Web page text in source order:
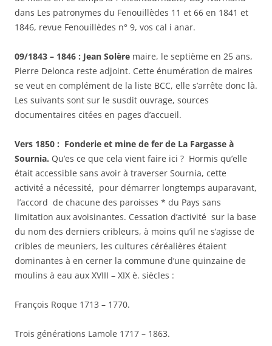
dans Les patronymes du Fenouillèdes 11 et 66 en 1841 et
1846, revue Fenouillèdes n° 9, vos cal i anar.
09/1843 – 1846 : Jean Solère maire, le septième en 25 ans,
Pierre Delonca reste adjoint. Cette énumération de maires
se veut en complément de la liste BCC, elle s’arrête donc là.
Les suivants sont sur le susdit ouvrage, sources
documentaires citées en pages d’accueil.
Vers 1850 : Fonderie et mine de fer de La Fargasse à
Sournia. Qu’es ce que cela vient faire ici ? Hormis qu’elle
était accessible sans avoir à traverser Sournia, cette
activité a nécessité, pour démarrer longtemps auparavant,
l’accord de chacune des paroisses * du Pays sans
limitation aux avoisinantes. Cessation d’activité sur la base
du nom des derniers cribleurs, à moins qu’il ne s’agisse de
cribles de meuniers, les cultures céréalières étaient
dominantes à en cerner la commune d’une quinzaine de
moulins à eau aux XVIII – XIX è. siècles :
François Roque 1713 – 1770.
Trois générations Lamole 1717 – 1863.